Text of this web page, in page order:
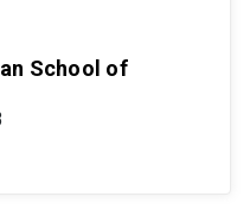
School of